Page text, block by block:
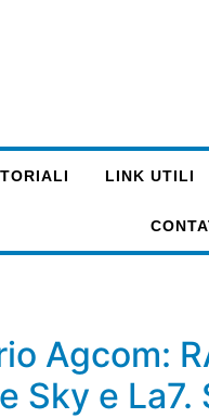
LINK UTILI
Agcom:
Sky e